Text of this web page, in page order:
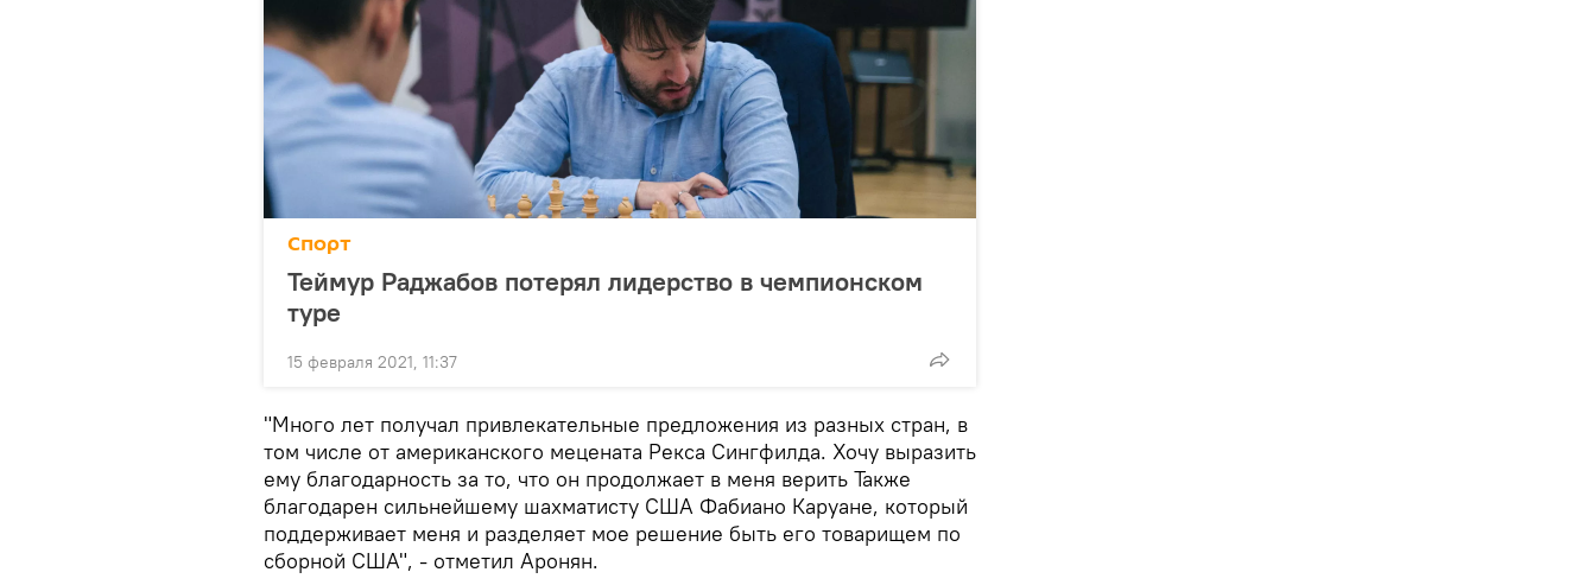
Спорт
Теймур Раджабов потерял лидерство в чемпионском
туре
15 февраля 2021, 11:37
"Много лет получал привлекательные предложения из разных стран, в
том числе от американского мецената Рекса Сингфилда. Хочу выразить
ему благодарность за то, что он продолжает в меня верить Также
благодарен сильнейшему шахматисту США Фабиано Каруане, который
поддерживает меня и разделяет мое решение быть его товарищем по
сборной США", - отметил Аронян.